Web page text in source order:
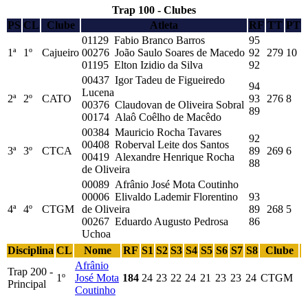
Trap 100 - Clubes
PS CL Clube Atleta RF TT PT
1ª 1º Cajueiro
01129 Fabio Branco Barros
00276 João Saulo Soares de Macedo
01195 Elton Izidio da Silva
95
92
92
279 10
2ª 2º CATO
00437 Igor Tadeu de Figueiredo
Lucena
00376 Claudovan de Oliveira Sobral
00174 Alaô Coêlho de Macêdo
94
93
89
276 8
3ª 3º CTCA
00384 Mauricio Rocha Tavares
00408 Roberval Leite dos Santos
00419 Alexandre Henrique Rocha
de Oliveira
92
89
88
269 6
4ª 4º CTGM
00089 Afrânio José Mota Coutinho
00006 Elivaldo Lademir Florentino
de Oliveira
00267 Eduardo Augusto Pedrosa
Uchoa
93
89
86
268 5
Disciplina CL Nome RF S1 S2 S3 S4 S5 S6 S7 S8
Clube
Trap 200 -
Principal
1º
Afrânio
José Mota
Coutinho
184 24 23 22 24 21 23 23 24 CTGM